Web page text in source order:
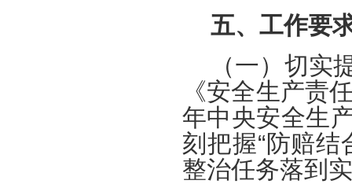
五、工作要
（一）切实
《安全生产责
年中央安全生
刻把握“防赔
整治任务落到